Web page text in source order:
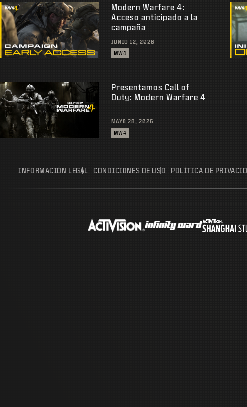
Modern Warfare 4:
Acceso anticipado a la
campaña
JUNIO 12, 2026
MW4
Presentamos Call of
Duty: Modern Warfare 4
MAYO 28, 2026
MW4
INFORMACIÓN LEGAL CONDICIONES DE USO POLÍTICA DE